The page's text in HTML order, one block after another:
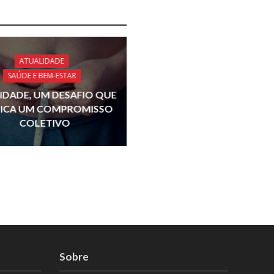
ATUALIDADE
SAÚDE E BEM-ESTAR
UM DESAFIO QUE
UM COMPROMISSO
COLETIVO
Sobre